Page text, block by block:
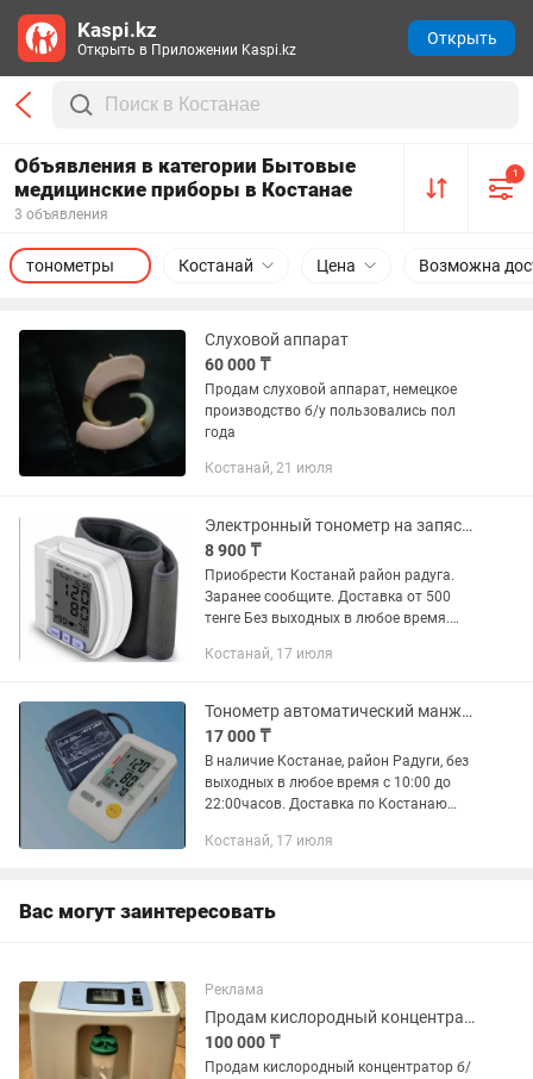
Объявления в категории Бытовые
медицинские приборы в Костанае
3 объявления
1
Костанай Цена Возможна
тонометры
Слуховой аппарат
60 000 ₸
Продам слуховой аппарат, немецкое
производство б/у пользовались пол
года
Костанай, 21 июля
Электронный тонометр на запястье, Давление и Пульс, Blood pressure mon
8 900 ₸
Приобрести Костанай район радуга.
Заранее сообщите. Доставка от 500
тенге Без выходных в любое время.
Казпочтой. Электронный тонометр на
Костанай, 17 июля
Тонометр автоматический манжетный электронный на предплечье, на плече
17 000 ₸
В наличие Костанае, район Радуги, без
выходных в любое время с 10:00 до
22:00часов. Доставка по Костанаю
Казахстану Казпочтой. Тонометр
Костанай, 17 июля
Вас могут заинтересовать
Реклама
Продам кислородный концентратор б/у
100 000 ₸
Продам кислородный концентратор б/
Kaspi.kz
Открыть в Приложении Kaspi.kz
Открыть